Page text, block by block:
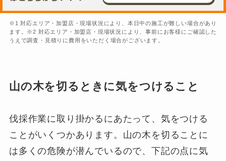
※1 対応エリア・加盟店・現場状況により、本日中の施工が難しい場合があり
ます。※2 対応エリア・加盟店・現場状況により、事前にお客様にご確認した
うえで調査・見積りに費用をいただく場合がございます。
山の木を切るときに気をつけること
伐採作業に取り掛かるにあたって、気をつける
ことがいくつかあります。山の木を切ることに
は多くの危険が潜んでいるので、下記の点に気